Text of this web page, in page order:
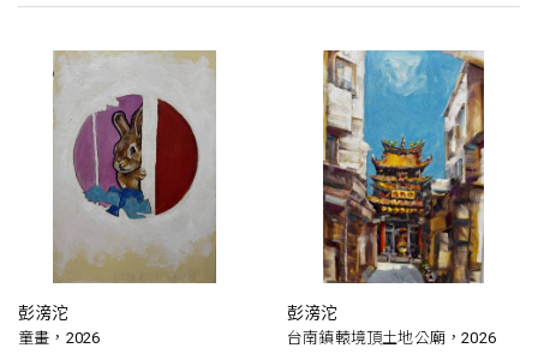
彭滂沱
童畫，2026
彭滂沱
台南鎮轅境頂土地公廟，2026